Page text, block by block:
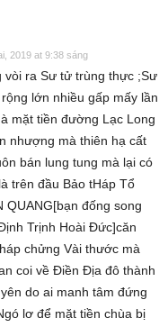
2019 at 9:38 sáng
vòi ra Sư tử trùng thực ;Sư
lớn nhiều gấp mấy lần
mặt tiền đường Lạc Long
nhượng mà thiên hạ cất
bán lung tung mà lại có
trên đầu Bảo tHáp Tổ
QUANG[bạn đống song
Trịnh Hoài Đức]căn
chửng Vài thước mà
coi về Điền Địa đô thành
do ai manh tâm đứng
lơ để mặt tiền chùa bị